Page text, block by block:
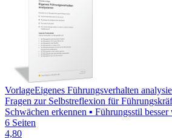
VorlageEigenes Führungsverhalten
Fragen zur Selbstreflexion für
Schwächen erkennen ▪ Führungsstil besser
6 Seiten
4,80